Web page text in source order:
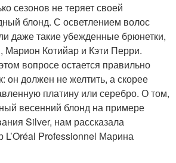
сезонов не теряет своей
блонд. С осветлением волос
даже такие убежденные брюнетки,
Марион Котийар и Кэти Перри.
вопросе остается правильно
он должен не желтить, а скорее
платину или серебро. О том,
весенний блонд на примере
Silver, нам рассказала
L’Oréal Professionnel Марина